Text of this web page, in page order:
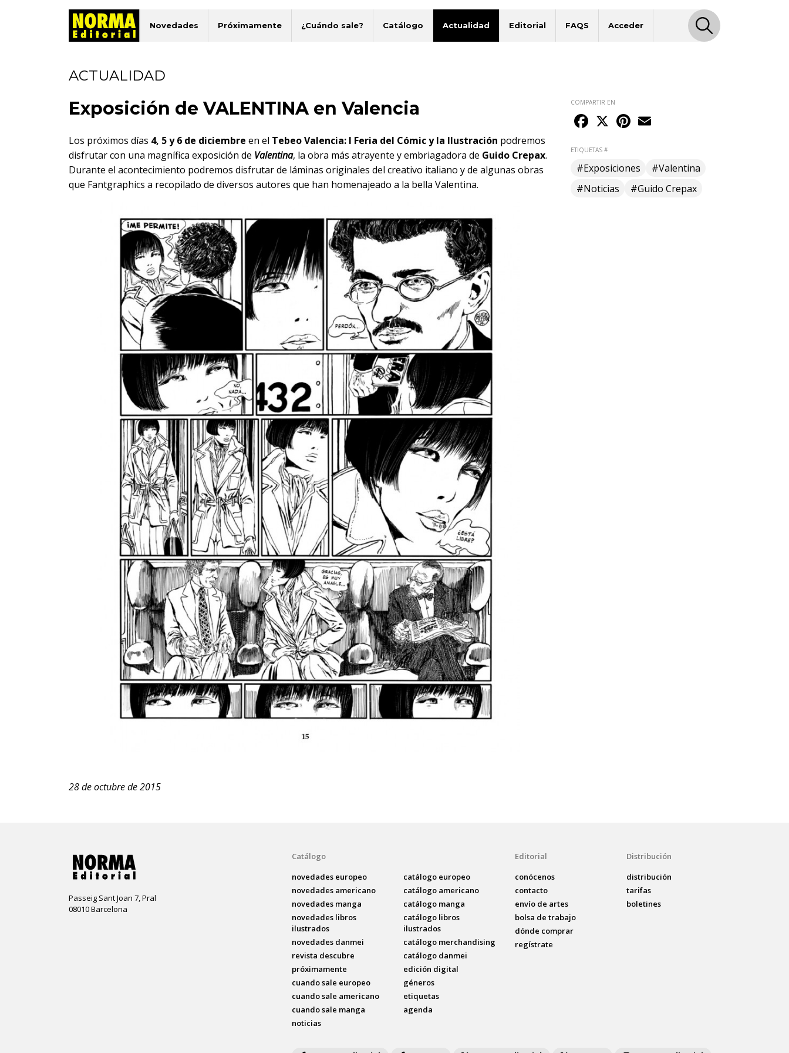
Novedades Próximamente ¿Cuándo sale? Catálogo Actualidad Editorial FAQS Acceder
ACTUALIDAD
Exposición de VALENTINA en Valencia
Los próximos días 4, 5 y 6 de diciembre en el Tebeo Valencia: I Feria del Cómic y la Ilustración podremos
disfrutar con una magnífica exposición de Valentina, la obra más atrayente y embriagadora de Guido Crepax.
Durante el acontecimiento podremos disfrutar de láminas originales del creativo italiano y de algunas obras
que Fantgraphics a recopilado de diversos autores que han homenajeado a la bella Valentina.
28 de octubre de 2015
COMPARTIR EN
Facebook
X Pinterest
ETIQUETAS #
#Exposiciones
#Valentina
#Noticias
#Guido Crepax
Passeig Sant Joan 7, Pral
08010 Barcelona
Catálogo
novedades europeo
novedades americano
novedades manga
novedades libros
ilustrados
novedades danmei
revista descubre
próximamente
cuando sale europeo
cuando sale americano
cuando sale manga
noticias
catálogo europeo
catálogo americano
catálogo manga
catálogo libros
ilustrados
catálogo merchandising
catálogo danmei
edición digital
géneros
etiquetas
agenda
Editorial
conócenos
contacto
envío de artes
bolsa de trabajo
dónde comprar
regístrate
Distribución
distribución
tarifas
boletines